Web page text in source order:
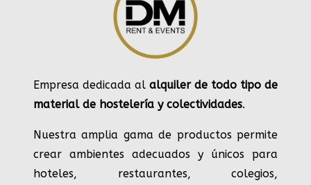
Empresa dedicada al alquiler de todo tipo de
material de hostelería y colectividades.
Nuestra amplia gama de productos permite
crear ambientes adecuados y únicos para
hoteles, restaurantes, colegios,